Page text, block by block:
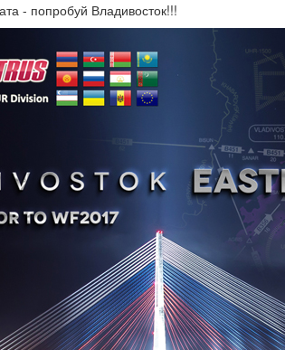
- попробуй Владивосток!!!